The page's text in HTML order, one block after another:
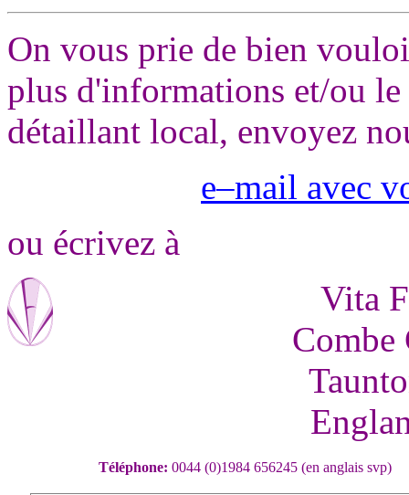
On vous prie de bien
plus d'informations et/ou le
détaillant local, envoyez
e–mail avec
ou écrivez à
Vita
Combe
Téléphone: 0044 (0)1984 656245 (en anglais svp)